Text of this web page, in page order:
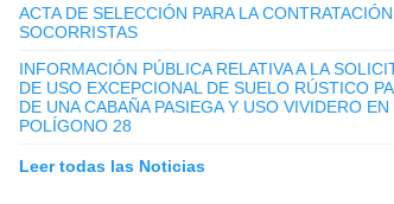
ACTA DE SELECCIÓN PARA LA
SOCORRISTAS
INFORMACIÓN PÚBLICA RELATIVA A LA
DE USO EXCEPCIONAL DE SUELO RÚSTICO
DE UNA CABAÑA PASIEGA Y USO VIVIDERO EN
POLÍGONO 28
Leer todas las Noticias